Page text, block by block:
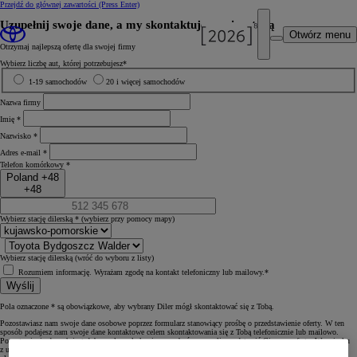
Przejdź do głównej zawartości (Press Enter)
Otwórz menu
Uzupełnij swoje dane, a my skontaktujemy się z tobą
Otrzymaj najlepszą ofertę dla swojej firmy
Wybierz liczbę aut, której potrzebujesz*
1-19 samochodów 20 i więcej samochodów
Nazwa firmy
Imię *
Nazwisko *
Adres e‑mail *
Telefon komórkowy *
Poland +48
+48
Wybierz stację dilerską * (wybierz przy pomocy mapy)
Wybierz stację dilerską (wróć do wyboru z listy)
Rozumiem informację. Wyrażam zgodę na kontakt telefoniczny lub mailowy.*
Wyślij
Pola oznaczone * są obowiązkowe, aby wybrany Diler mógł skontaktować się z Tobą.
Pozostawiasz nam swoje dane osobowe poprzez formularz stanowiący prośbę o przedstawienie oferty. W ten
sposób podajesz nam swoje dane kontaktowe celem skontaktowania się z Tobą telefonicznie lub mailowo.
Pozostawienie danych jest dobrowolne, ale konieczne, abyśmy mogli przedstawić Ci naszą ofertę. W związku
z usługą przedstawienia oferty i przekazanymi danymi, Toyota Central Europe Sp. z o.o., 02-673 Warszawa,